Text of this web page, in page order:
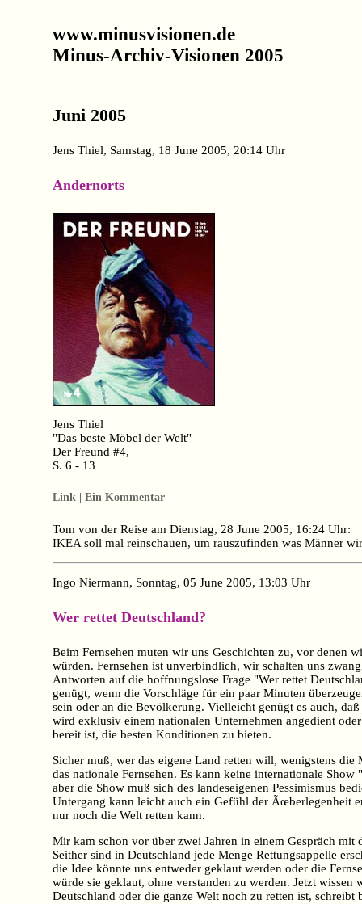
www.minusvisionen.de
Minus-Archiv-Visionen 2005
Juni 2005
Jens Thiel, Samstag, 18 June 2005, 20:14 Uhr
Andernorts
Jens Thiel
"Das beste Möbel der Welt"
Der Freund #4,
S. 6 - 13
Link | Ein Kommentar
Tom von der Reise am Dienstag, 28 June 2005, 16:24 Uhr:
IKEA soll mal reinschauen, um rauszufinden was Männer
Ingo Niermann, Sonntag, 05 June 2005, 13:03 Uhr
Wer rettet Deutschland?
Beim Fernsehen muten wir uns Geschichten zu, vor denen
würden. Fernsehen ist unverbindlich, wir schalten uns
Antworten auf die hoffnungslose Frage "Wer rettet
genügt, wenn die Vorschläge für ein paar Minuten
sein oder an die Bevölkerung. Vielleicht genügt es auch,
wird exklusiv einem nationalen Unternehmen angedient
bereit ist, die besten Konditionen zu bieten.
Sicher muß, wer das eigene Land retten will, wenigstens
das nationale Fernsehen. Es kann keine internationale
aber die Show muß sich des landeseigenen Pessimismus
Untergang kann leicht auch ein Gefühl der Ãœberlegenheit
nur noch die Welt retten kann.
Mir kam schon vor über zwei Jahren in einem Gespräch mit
Seither sind in Deutschland jede Menge Rettungsappelle
die Idee könnte uns entweder geklaut werden oder die
würde sie geklaut, ohne verstanden zu werden. Jetzt
Deutschland oder die ganze Welt noch zu retten ist,